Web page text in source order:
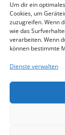
Um dir ein
Cookies, um
zuzugreifen. Wenn
wie das
verarbeiten. Wenn
können bestimmte
Dienste verwalten
Wien, Wien 1120
Konfis